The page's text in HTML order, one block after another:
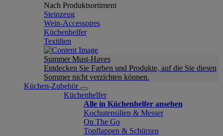
Nach Produktsortiment
Steinzeug
Wein-Accessoires
Küchenhelfer
Textilien
Summer Must-Haves
Entdecken Sie Farben und Produkte, auf die Sie diesen
Sommer nicht verzichten können.
Küchen-Zubehör
Küchenhelfer
Alle in Küchenhelfer ansehen
Kochutensilien & Messer
On The Go
Topflappen & Schürzen